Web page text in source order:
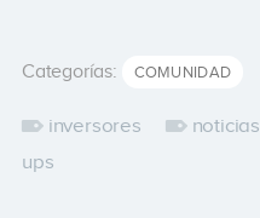
Categorías: COMUNIDAD
inversores noticias
ups